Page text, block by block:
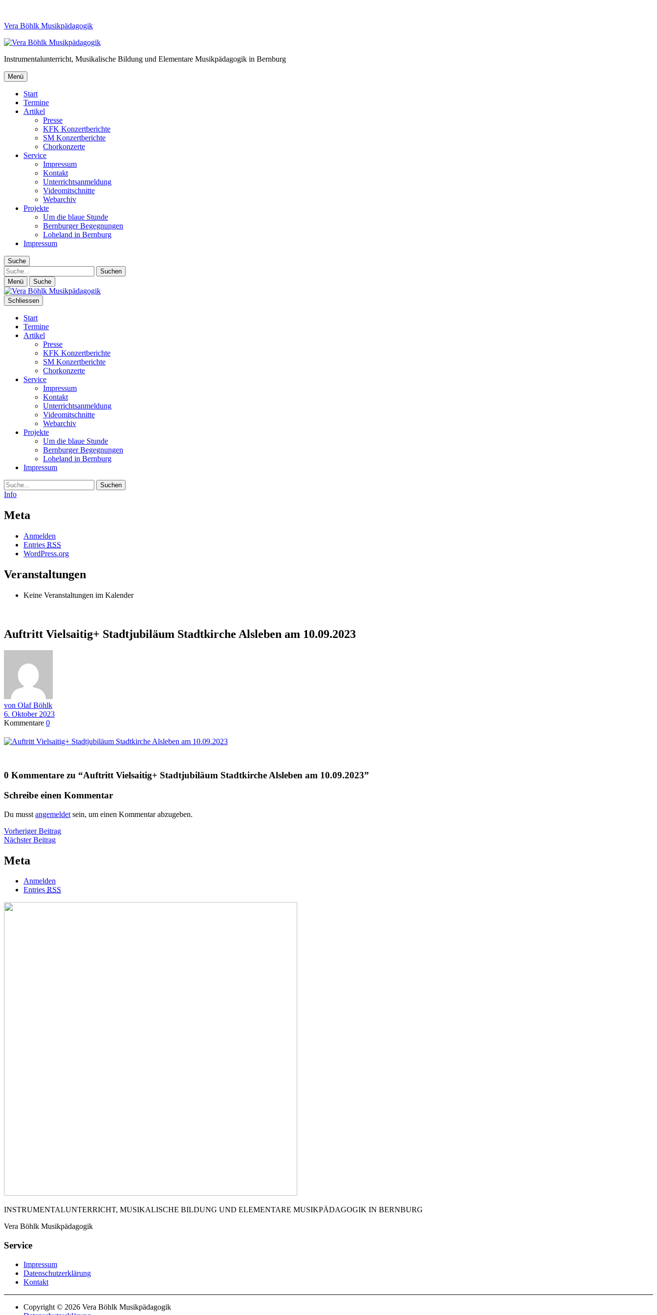
Vera Böhlk Musikpädagogik
Instrumentalunterricht, Musikalische Bildung und Elementare Musikpädagogik in Bernburg
Menü
Start
Termine
Artikel
Presse
KFK Konzertberichte
SM Konzertberichte
Chorkonzerte
Service
Impressum
Kontakt
Unterrichtsanmeldung
Videomitschnitte
Webarchiv
Projekte
Um die blaue Stunde
Bernburger Begegnungen
Loheland in Bernburg
Impressum
Suche
Suche
Menü Suche
Schliessen
Start
Termine
Artikel
Presse
KFK Konzertberichte
SM Konzertberichte
Chorkonzerte
Service
Impressum
Kontakt
Unterrichtsanmeldung
Videomitschnitte
Webarchiv
Projekte
Um die blaue Stunde
Bernburger Begegnungen
Loheland in Bernburg
Impressum
Suche
Info
Meta
Anmelden
Entries RSS
WordPress.org
Veranstaltungen
Keine Veranstaltungen im Kalender
Auftritt Vielsaitig+ Stadtjubiläum Stadtkirche Alsleben am 10.09.2023
von Olaf Böhlk
6. Oktober 2023
Kommentare 0
0 Kommentare zu “Auftritt Vielsaitig+ Stadtjubiläum Stadtkirche Alsleben am 10.09.2023”
Schreibe einen Kommentar
Du musst angemeldet sein, um einen Kommentar abzugeben.
Beitragsnavigation
Vorheriger BeitragVorheriger
Nächster BeitragNächster
Meta
Anmelden
Entries RSS
INSTRUMENTALUNTERRICHT, MUSIKALISCHE BILDUNG UND ELEMENTARE MUSIKPÄDAGOGIK IN BERNBURG
Vera Böhlk Musikpädagogik
Service
Impressum
Datenschutzerklärung
Kontakt
Copyright © 2026 Vera Böhlk Musikpädagogik